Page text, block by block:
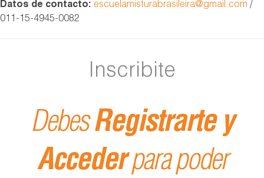
Datos de contacto: escuelamisturabrasileira@gmail.com /
011-15-4945-0082
Inscribite
DebesRegistrarte y
Accederpara poder